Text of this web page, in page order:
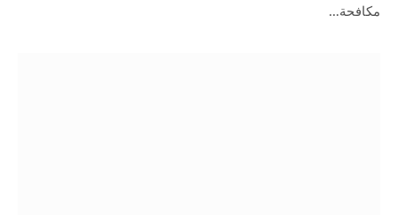
مكافحة…